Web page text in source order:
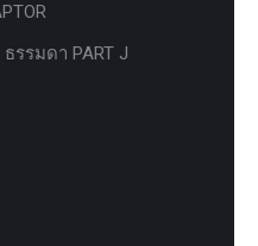
รรมดา PART J